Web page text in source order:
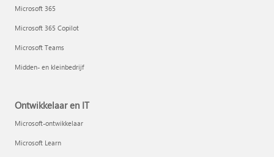
Microsoft 365
Microsoft 365 Copilot
Microsoft Teams
Midden- en kleinbedrijf
Ontwikkelaar en IT
Microsoft-ontwikkelaar
Microsoft Learn